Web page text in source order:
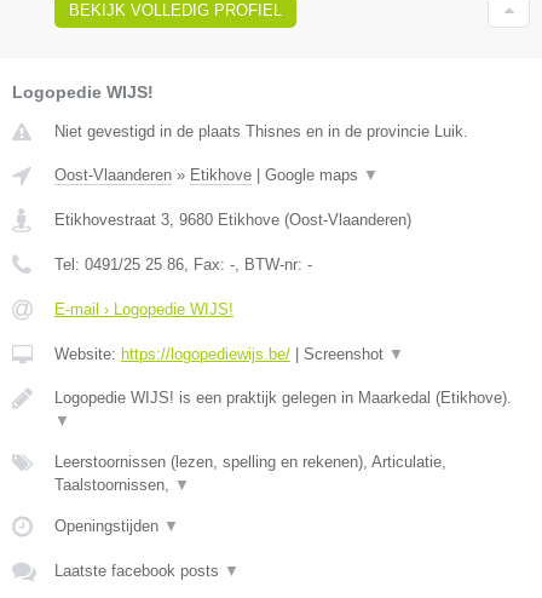
BEKIJK VOLLEDIG PROFIEL
Logopedie WIJS!
Niet gevestigd in de plaats Thisnes en in de provincie Luik.
Oost-Vlaanderen » Etikhove Google maps ▼
Etikhovestraat 3, 9680 Etikhove (Oost-Vlaanderen)
Tel: 0491/25 25 86, Fax: -, BTW-nr: -
E-mail › Logopedie WIJS!
Website: https://logopediewijs.be/ Screenshot ▼
Logopedie WIJS! is een praktijk gelegen in Maarkedal (Etikhove).
▼
Leerstoornissen (lezen, spelling en rekenen), Articulatie,
Taalstoornissen, ▼
Openingstijden ▼
Laatste facebook posts ▼